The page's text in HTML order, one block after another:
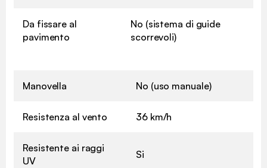
Da fissare al
pavimento
No (sistema di guide
scorrevoli)
Manovella No (uso manuale)
Resistenza al vento 36 km/h
Resistente ai raggi
UV
Si